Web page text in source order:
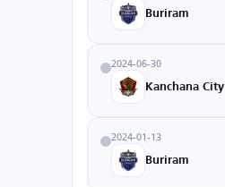
Buriram
2024-06-30
Kanchana City
2024-01-13
Buriram